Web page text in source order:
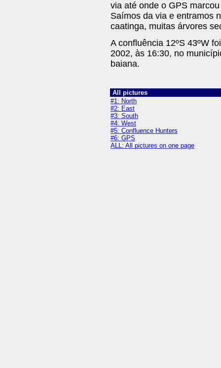
via até onde o GPS
Saímos da via e entramos
caatinga, muitas árvores
A confluência 12ºS 43ºW
2002, às 16:30, no
baiana.
All pictures
#1: North
#2: East
#3: South
#4: West
#5: Confluence Hunters
#6: GPS
ALL: All pictures on one page